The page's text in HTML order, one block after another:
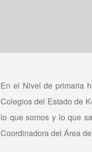
En el Nivel de primaria
Colegios del Estado de
lo que somos y lo que
Coordinadora del Área